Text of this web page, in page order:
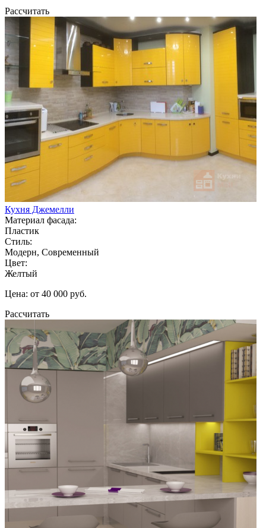
Рассчитать
Кухня Джемелли
Материал фасада:
Пластик
Стиль:
Модерн, Современный
Цвет:
Желтый
Цена: от 40 000 руб.
Рассчитать